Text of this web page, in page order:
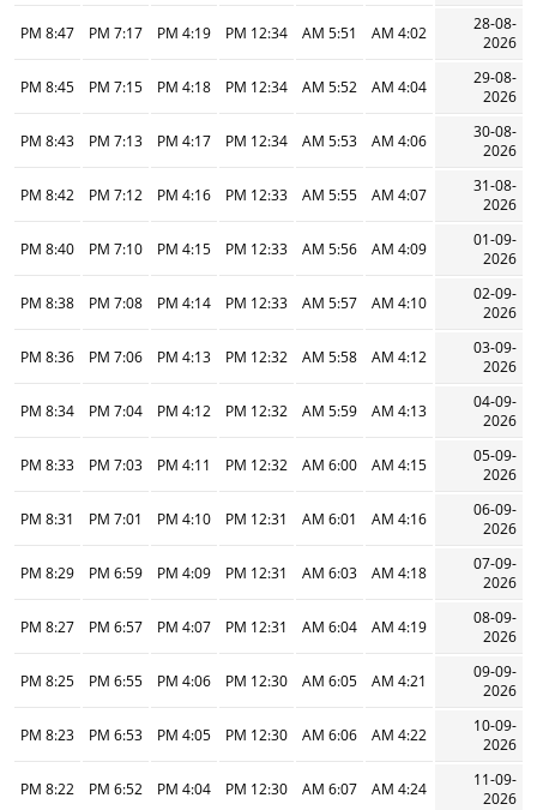
28-08-
2026
4:02 AM
5:51 AM
12:34 PM
4:19 PM
7:17 PM
8:47 PM
29-08-
2026
4:04 AM
5:52 AM
12:34 PM
4:18 PM
7:15 PM
8:45 PM
30-08-
2026
4:06 AM
5:53 AM
12:34 PM
4:17 PM
7:13 PM
8:43 PM
31-08-
2026
4:07 AM
5:55 AM
12:33 PM
4:16 PM
7:12 PM
8:42 PM
01-09-
2026
4:09 AM
5:56 AM
12:33 PM
4:15 PM
7:10 PM
8:40 PM
02-09-
2026
4:10 AM
5:57 AM
12:33 PM
4:14 PM
7:08 PM
8:38 PM
03-09-
2026
4:12 AM
5:58 AM
12:32 PM
4:13 PM
7:06 PM
8:36 PM
04-09-
2026
4:13 AM
5:59 AM
12:32 PM
4:12 PM
7:04 PM
8:34 PM
05-09-
2026
4:15 AM
6:00 AM
12:32 PM
4:11 PM
7:03 PM
8:33 PM
06-09-
2026
4:16 AM
6:01 AM
12:31 PM
4:10 PM
7:01 PM
8:31 PM
07-09-
2026
4:18 AM
6:03 AM
12:31 PM
4:09 PM
6:59 PM
8:29 PM
08-09-
2026
4:19 AM
6:04 AM
12:31 PM
4:07 PM
6:57 PM
8:27 PM
09-09-
2026
4:21 AM
6:05 AM
12:30 PM
4:06 PM
6:55 PM
8:25 PM
10-09-
2026
4:22 AM
6:06 AM
12:30 PM
4:05 PM
6:53 PM
8:23 PM
11-09-
2026
4:24 AM
6:07 AM
12:30 PM
4:04 PM
6:52 PM
8:22 PM